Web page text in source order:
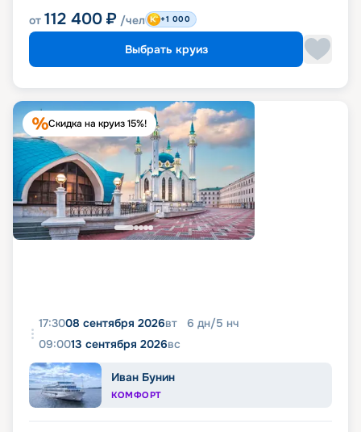
от 112 400 ₽ /чел +1 000
Выбрать круиз
Скидка на круиз 15%!
17:3008 сентября 2026вт 6 дн/5 нч
09:0013 сентября 2026вс
Иван Бунин
КОМФОРТ